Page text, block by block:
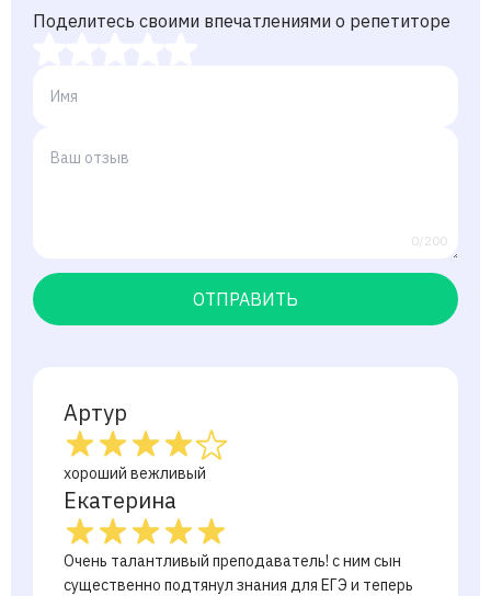
Поделитесь своими впечатлениями о репетиторе
0/200
ОТПРАВИТЬ
Артур
хороший вежливый
Екатерина
Очень талантливый преподаватель! с ним сын
существенно подтянул знания для ЕГЭ и теперь